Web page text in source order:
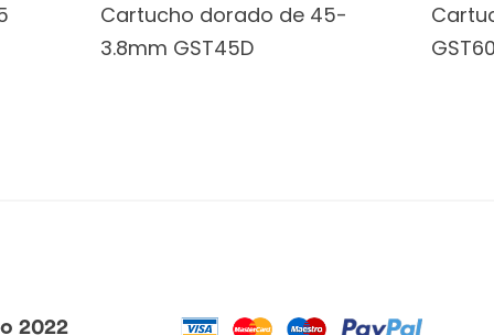
Cartucho dorado de 45-
3.8mm GST45D
2022